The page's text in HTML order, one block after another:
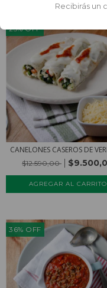
25%OFF
CANELONES CASEROS DE
$12.590,00
36% OFF
Recibirás un